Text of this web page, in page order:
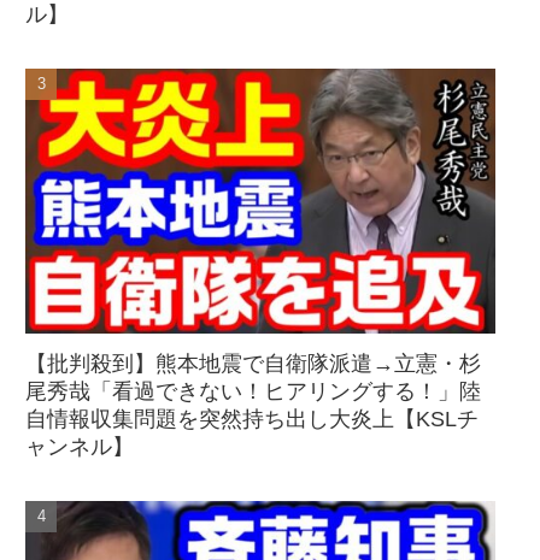
ル】
【批判殺到】熊本地震で自衛隊派遣→立憲・杉
尾秀哉「看過できない！ヒアリングする！」陸
自情報収集問題を突然持ち出し大炎上【KSLチ
ャンネル】